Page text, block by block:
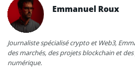
Emmanuel Roux
Journaliste spécialisé crypto et Web3,
des marchés, des projets blockchain et
numérique.